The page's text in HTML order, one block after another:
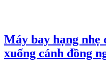
Máy bay hạng
xuống cánh đồng